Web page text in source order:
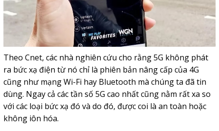
Theo Cnet, các nhà nghiên cứu cho rằng 5G không phát
ra bức xạ điện từ nó chỉ là phiên bản nâng cấp của 4G
cũng như mạng Wi-Fi hay Bluetooth mà chúng ta đã tin
dùng. Ngay cả các tần số 5G cao nhất cũng nằm rất xa so
với các loại bức xạ đó và do đó, được coi là an toàn hoặc
không iôn hóa.